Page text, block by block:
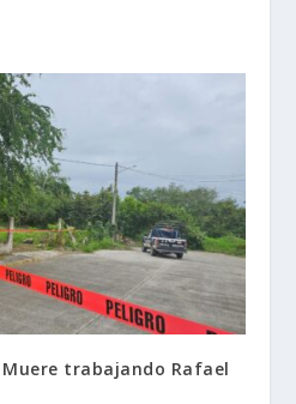
trabajando Rafael